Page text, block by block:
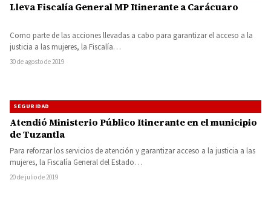
Lleva Fiscalía General MP Itinerante a Carácuaro
Como parte de las acciones llevadas a cabo para garantizar el acceso a la
justicia a las mujeres, la Fiscalía…
30 de agosto de 2019
SEGURIDAD
Atendió Ministerio Público Itinerante en el municipio
de Tuzantla
Para reforzar los servicios de atención y garantizar acceso a la justicia a las
mujeres, la Fiscalía General del Estado…
20 de julio de 2019